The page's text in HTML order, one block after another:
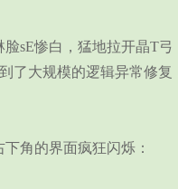
sE惨白，猛地拉开晶T弓
了大规模的逻辑异常修复
角的界面疯狂闪烁：